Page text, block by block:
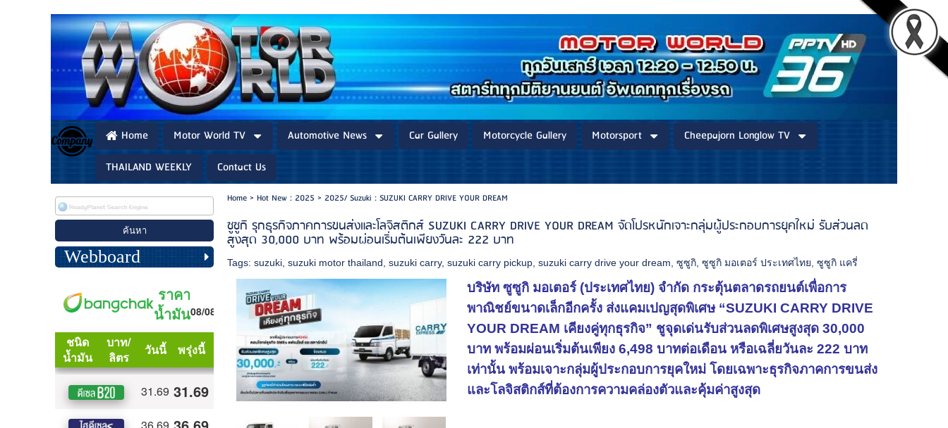
Home Motor World TV Automotive News Car Gallery Motorcycle Gallery Motorsport
Cheepajorn Longlow TV
THAILAND WEEKLY
Contact Us
Webboard
Home> Hot New : 2025 > 2025/ Suzuki : SUZUKI CARRY DRIVE YOUR DREAM
ซูซูกิ รุกธุรกิจภาคการขนส่งและโลจิสติกส์ SUZUKI CARRY DRIVE YOUR DREAM จัดโปรหนักเจาะกลุ่มผู้ประกอบการยุคใหม่ รับส่วนลด
สูงสุด 30,000 บาท พร้อมผ่อนเริ่มต้นเพียงวันละ 222 บาท
Tags:suzuki ,suzuki motor thailand ,suzuki carry,suzuki carry pickup ,suzuki carry drive your dream ,ซูซูกิ ,ซูซูกิ มอเตอร์ ประเทศไทย ,ซูซูกิ แครี่
บริษัท ซูซูกิ มอเตอร์ (ประเทศไทย) จำกัด กระตุ้นตลาดรถยนต์เพื่อการ
พาณิชย์ขนาดเล็กอีกครั้ง ส่งแคมเปญสุดพิเศษ “SUZUKI CARRY DRIVE
YOUR DREAM เคียงคู่ทุกธุรกิจ” ชูจุดเด่นรับส่วนลดพิเศษสูงสุด 30,000
บาท พร้อมผ่อนเริ่มต้นเพียง 6,498 บาทต่อเดือน หรือเฉลี่ยวันละ 222 บาท
เท่านั้น พร้อมเจาะกลุ่มผู้ประกอบการยุคใหม่ โดยเฉพาะธุรกิจภาคการขนส่ง
และโลจิสติกส์ที่ต้องการความคล่องตัวและคุ้มค่าสูงสุด